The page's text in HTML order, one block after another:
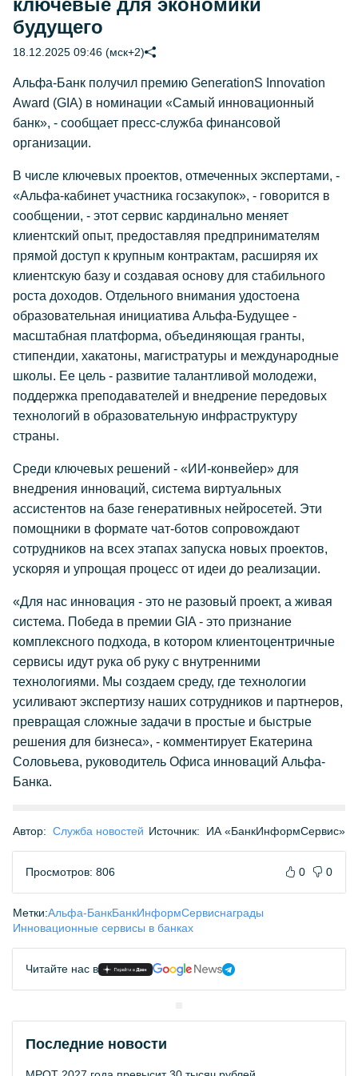
ключевые для экономики
будущего
18.12.2025 09:46 (мск+2)
Альфа-Банк получил премию GenerationS Innovation
Award (GIA) в номинации «Самый инновационный
банк», - сообщает пресс-служба финансовой
организации.
В числе ключевых проектов, отмеченных экспертами, -
«Альфа-кабинет участника госзакупок», - говорится в
сообщении, - этот сервис кардинально меняет
клиентский опыт, предоставляя предпринимателям
прямой доступ к крупным контрактам, расширяя их
клиентскую базу и создавая основу для стабильного
роста доходов. Отдельного внимания удостоена
образовательная инициатива Альфа-Будущее -
масштабная платформа, объединяющая гранты,
стипендии, хакатоны, магистратуры и международные
школы. Ее цель - развитие талантливой молодежи,
поддержка преподавателей и внедрение передовых
технологий в образовательную инфраструктуру
страны.
Среди ключевых решений - «ИИ-конвейер» для
внедрения инноваций, система виртуальных
ассистентов на базе генеративных нейросетей. Эти
помощники в формате чат-ботов сопровождают
сотрудников на всех этапах запуска новых проектов,
ускоряя и упрощая процесс от идеи до реализации.
«Для нас инновация - это не разовый проект, а живая
система. Победа в премии GIA - это признание
комплексного подхода, в котором клиентоцентричные
сервисы идут рука об руку с внутренними
технологиями. Мы создаем среду, где технологии
усиливают экспертизу наших сотрудников и партнеров,
превращая сложные задачи в простые и быстрые
решения для бизнеса», - комментирует Екатерина
Соловьева, руководитель Офиса инноваций Альфа-
Банка.
Автор: Служба новостей Источник: ИА «БанкИнформСервис»
Просмотров: 806 0 0
Метки:Альфа-БанкБанкИнформСервиснаграды
Инновационные сервисы в банках
Читайте нас в
Последние новости